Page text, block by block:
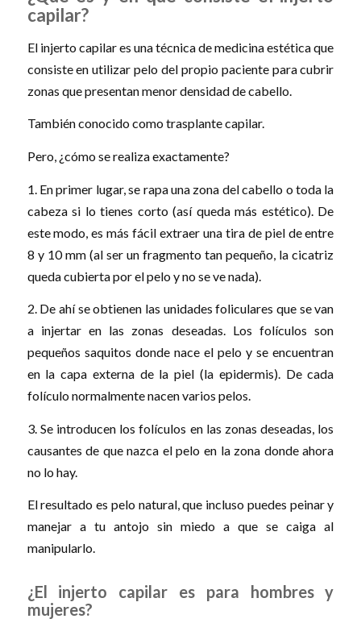
capilar?
El injerto capilar es una técnica de medicina estética que
consiste en utilizar pelo del propio paciente para cubrir
zonas que presentan menor densidad de cabello.
También conocido como trasplante capilar.
Pero, ¿cómo se realiza exactamente?
1. En primer lugar, se rapa una zona del cabello o toda la
cabeza si lo tienes corto (así queda más estético). De
este modo, es más fácil extraer una tira de piel de entre
8 y 10 mm (al ser un fragmento tan pequeño, la cicatriz
queda cubierta por el pelo y no se ve nada).
2. De ahí se obtienen las unidades foliculares que se van
a injertar en las zonas deseadas. Los folículos son
pequeños saquitos donde nace el pelo y se encuentran
en la capa externa de la piel (la epidermis). De cada
folículo normalmente nacen varios pelos.
3. Se introducen los folículos en las zonas deseadas, los
causantes de que nazca el pelo en la zona donde ahora
no lo hay.
El resultado es pelo natural, que incluso puedes peinar y
manejar a tu antojo sin miedo a que se caiga al
manipularlo.
¿El injerto capilar es para hombres y
mujeres?